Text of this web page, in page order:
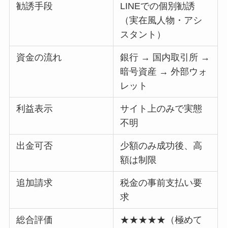
勧誘手段
LINEでの個別勧誘
（実在風人物・アシ
スタント）
資金の流れ
銀行 → 国内取引所 →
暗号資産 → 外部ウォ
レット
利益表示
サイト上のみで実態
不明
出金可否
少額のみ成功後、高
額は制限
追加請求
税金の事前支払い要
求
総合評価
★★★★★（極めて